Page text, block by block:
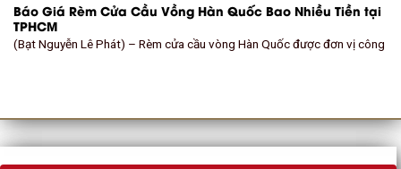
Báo Giá Rèm Cửa Cầu Vồng Hàn Quốc Bao Nhiều Tiền tại
TPHCM
(Bạt Nguyễn Lê Phát) – Rèm cửa cầu vòng Hàn Quốc được đơn vị công